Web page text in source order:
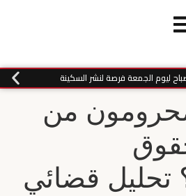
ليوم الجمعة فرصة لنشر السكينة
من
تحليل قضائي